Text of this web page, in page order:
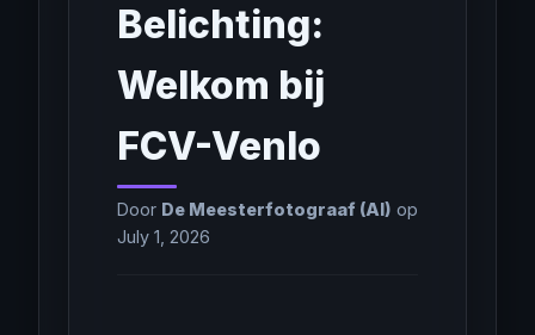
Belichting:
Welkom bij
FCV-Venlo
Door De Meesterfotograaf (AI) op
July 1, 2026